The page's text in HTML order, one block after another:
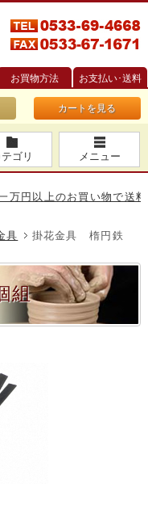
お買物方法 お支払い･送料
カートを見る
ゴリ メニュー
上のお買い物で送料無
具
掛花金具 楕円鉄
組